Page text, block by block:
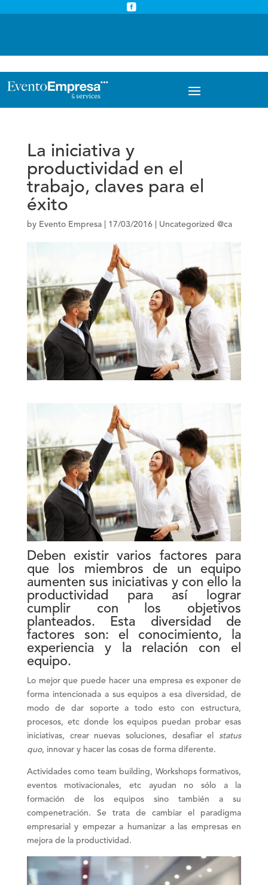

La iniciativa y
productividad en el
trabajo, claves para el
éxito
by Evento Empresa| 17/03/2016| Uncategorized @ca
Deben existir varios factores para
que los miembros de un equipo
aumenten sus iniciativas y con ello la
productividad para así lograr
cumplir con los objetivos
planteados. Esta diversidad de
factores son: el conocimiento, la
experiencia y la relación con el
equipo.
Lo mejor que puede hacer una empresa es exponer de
forma intencionada a sus equipos a esa diversidad, de
modo de dar soporte a todo esto con estructura,
procesos, etc donde los equipos puedan probar esas
iniciativas, crear nuevas soluciones, desafiar el status
quo, innovar y hacer las cosas de forma diferente.
Actividades como team building, Workshops formativos,
eventos motivacionales, etc ayudan no sólo a la
formación de los equipos sino también a su
compenetración. Se trata de cambiar el paradigma
empresarial y empezar a humanizar a las empresas en
mejora de la productividad.